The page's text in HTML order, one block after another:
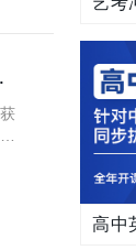
生介绍
高中